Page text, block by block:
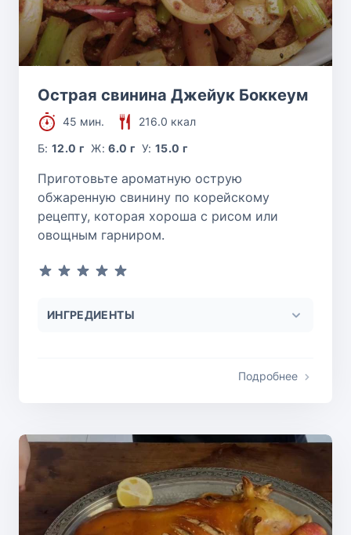
Острая свинина Джейук Боккеум
45 мин.
216.0 ккал
Б:12.0 г Ж:6.0 г У:15.0 г
Приготовьте ароматную острую
обжаренную свинину по корейскому
рецепту, которая хороша с рисом или
овощным гарниром.
ИНГРЕДИЕНТЫ
Подробнее